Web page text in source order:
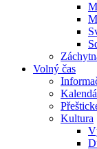
Volný čas
Kultura